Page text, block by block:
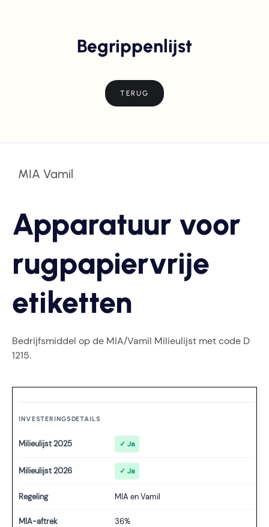
Begrippenlijst
TERUG
MIA Vamil
Apparatuur voor
rugpapiervrije
etiketten
Bedrijfsmiddel op de MIA/Vamil Milieulijst met code D
1215.
INVESTERINGSDETAILS
Milieulijst 2025 ✓ Ja
Milieulijst 2026 ✓ Ja
Regeling MIA en Vamil
MIA-aftrek 36%